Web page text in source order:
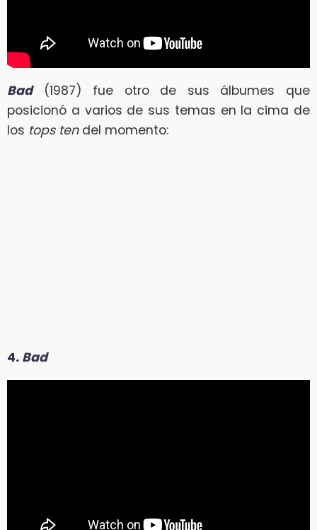
Bad(1987) fue otro de sus álbumes que
posicionó a varios de sus temas en la cima de
los tops tendel momento:
4. Bad